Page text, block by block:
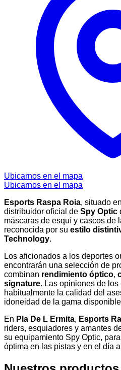
Ubicarnos en el mapa
Ubicarnos en el mapa
Esports Raspa Roia, situado en
distribuidor oficial de Spy Optic
máscaras de esquí y cascos de
reconocida por su estilo
Technology.
Los aficionados a los deportes
encontrarán una selección de
combinan rendimiento óptico,
signature. Las opiniones de
habitualmente la calidad del
idoneidad de la gama
En Pla De L Ermita, Esports
riders, esquiadores y amantes
su equipamiento Spy Optic,
óptima en las pistas y en el día